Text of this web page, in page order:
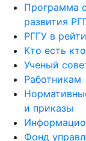
Программа
развития
РГГУ в
Кто есть кто
Ученый
Работникам
и приказы
Фонд